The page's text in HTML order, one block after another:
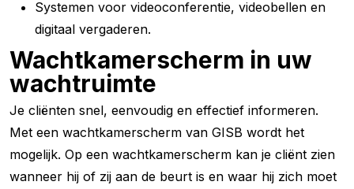
Systemen voor videoconferentie, videobellen en
digitaal vergaderen.
Wachtkamerscherm in uw
wachtruimte
Je cliënten snel, eenvoudig en effectief informeren.
Met een wachtkamerscherm van GISB wordt het
mogelijk. Op een wachtkamerscherm kan je cliënt zien
wanneer hij of zij aan de beurt is en waar hij zich moet